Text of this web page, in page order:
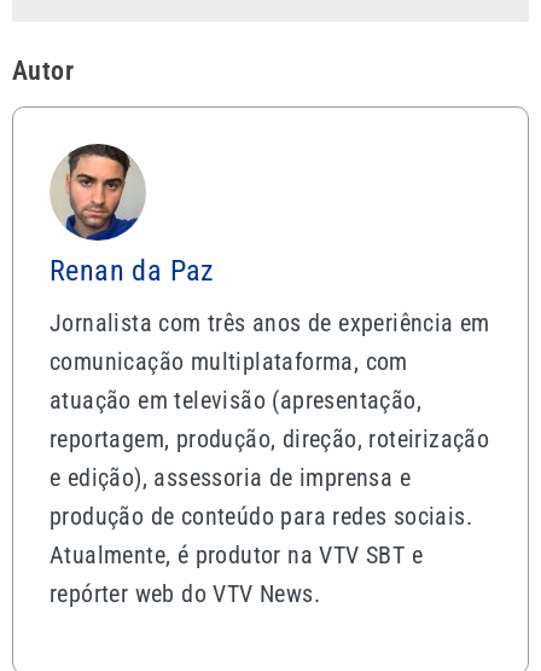
Autor
Renan da Paz
Jornalista com três anos de experiência em
comunicação multiplataforma, com
atuação em televisão (apresentação,
reportagem, produção, direção, roteirização
e edição), assessoria de imprensa e
produção de conteúdo para redes sociais.
Atualmente, é produtor na VTV SBT e
repórter web do VTV News.